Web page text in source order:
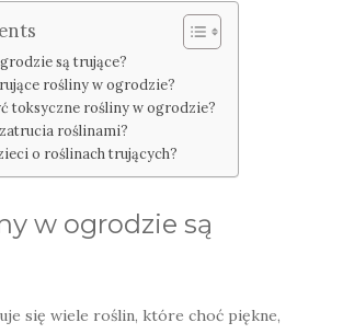
są trujące?
rośliny w ogrodzie?
toksyczne rośliny w ogrodzie?
roślinami?
o roślinach trujących?
w ogrodzie są
się wiele roślin, które choć piękne,